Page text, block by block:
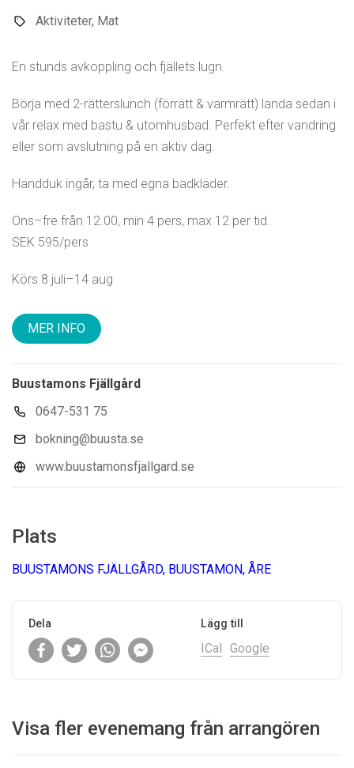
Aktiviteter, Mat
En stunds avkoppling och fjällets lugn.
Börja med 2-rätterslunch (förrätt & varmrätt) landa sedan i
vår relax med bastu & utomhusbad. Perfekt efter vandring
eller som avslutning på en aktiv dag.
Handduk ingår, ta med egna badkläder.
Ons–fre från 12.00, min 4 pers, max 12 per tid.
SEK 595/pers
Körs 8 juli–14 aug
MER INFO
Buustamons Fjällgård
0647-531 75
bokning@buusta.se
www.buustamonsfjallgard.se
Plats
BUUSTAMONS FJÄLLGÅRD, BUUSTAMON, ÅRE
Dela Lägg till
ICal Google
Visa fler evenemang från arrangören